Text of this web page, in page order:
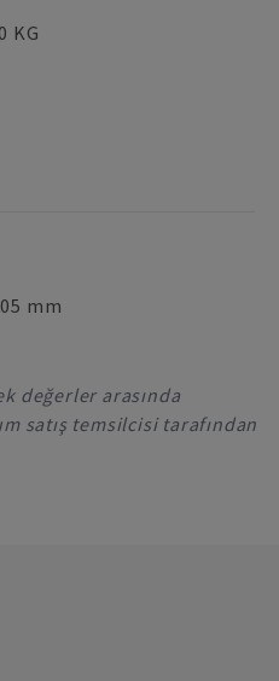
KG
mm
değerler arasında
satış temsilcisi tarafından